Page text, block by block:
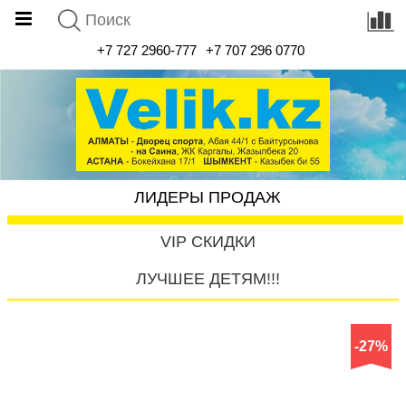
+7 727 2960-777 +7 707 296 0770
ЛИДЕРЫ ПРОДАЖ
VIP СКИДКИ
ЛУЧШЕЕ ДЕТЯМ!!!
-27%